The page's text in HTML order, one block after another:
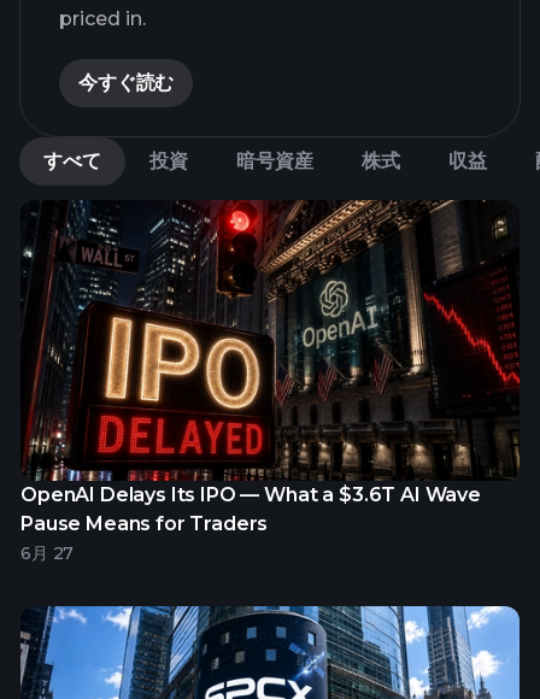
priced in.
今すぐ読む
すべて 投資 暗号資産 株式 収益
OpenAI Delays Its IPO — What a $3.6T AI Wave
Pause Means for Traders
6月 27